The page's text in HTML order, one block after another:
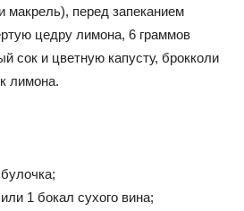
макрель), перед запеканием
цедру лимона, 6 граммов
сок и цветную капусту, брокколи
лимона.
1 бокал сухого вина;